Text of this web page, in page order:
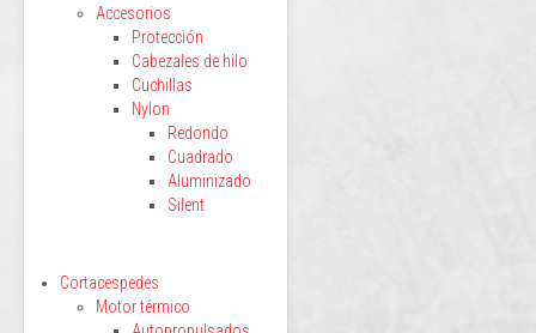
Accesorios
Protección
Cabezales de hilo
Cuchillas
Nylon
Redondo
Cuadrado
Aluminizado
Silent
Cortacespedes
Motor térmico